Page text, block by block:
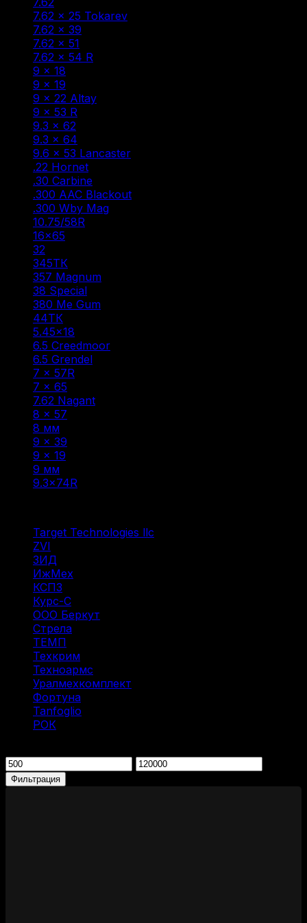
7.62 × 25 Tokarev
7.62 × 39
7.62 × 51
7.62 × 54 R
9 × 18
9 × 19
9 × 22 Altay
9 × 53 R
9.3 × 62
9.3 × 64
9.6 × 53 Lancaster
.22 Hornet
.30 Carbine
.300 AAC Blackout
.300 Wby Mag
10.75/58R
16×65
32
345ТК
357 Magnum
38 Special
380 Me Gum
44ТК
5.45×18
6.5 Creedmoor
6.5 Grendel
7 × 57R
7 × 65
7.62 Nagant
8 × 57
8 мм
9 × 39
9 x 19
9 мм
9.3×74R
Target Technologies llc
ZVI
ЗИД
ИжМех
КСПЗ
Курс-С
ООО Беркут
Стрела
ТЕМП
Техкрим
Техноармс
Уралмехкомплект
Фортуна
Tanfoglio
РОК
Минимальная
цена
Максимальная
цена
Фильтрация